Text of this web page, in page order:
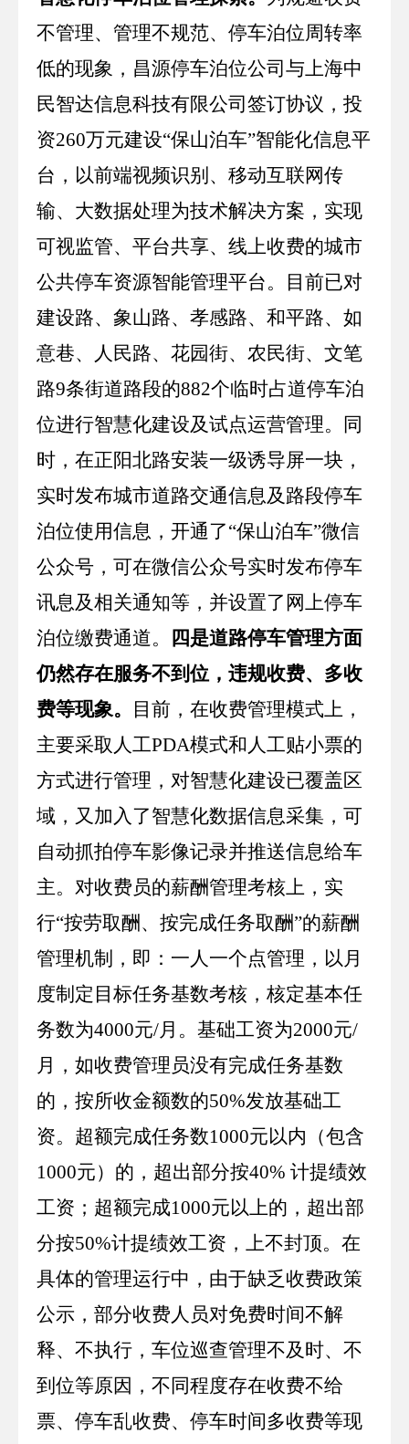
不管理、管理不规范、停车泊位周转率
低的现象，昌源停车泊位公司与上海中
民智达信息科技有限公司签订协议，投
资260万元建设“保山泊车”智能化信息平
台，以前端视频识别、移动互联网传
输、大数据处理为技术解决方案，实现
可视监管、平台共享、线上收费的城市
公共停车资源智能管理平台。目前已对
建设路、象山路、孝感路、和平路、如
意巷、人民路、花园街、农民街、文笔
路9条街道路段的882个临时占道停车泊
位进行智慧化建设及试点运营管理。同
时，在正阳北路安装一级诱导屏一块，
实时发布城市道路交通信息及路段停车
泊位使用信息，开通了“保山泊车”微信
公众号，可在微信公众号实时发布停车
讯息及相关通知等，并设置了网上停车
泊位缴费通道。
四是道路停车管理方面
仍然存在服务不到位，违规收费、多收
费等现象。
目前，在收费管理模式上，
主要采取人工PDA模式和人工贴小票的
方式进行管理，对智慧化建设已覆盖区
域，又加入了智慧化数据信息采集，可
自动抓拍停车影像记录并推送信息给车
主。对收费员的薪酬管理考核上，实
行“按劳取酬、按完成任务取酬”的薪酬
管理机制，即：一人一个点管理，以月
度制定目标任务基数考核，核定基本任
务数为4000元/月。基础工资为2000元/
月，如收费管理员没有完成任务基数
的，按所收金额数的50%发放基础工
资。超额完成任务数1000元以内（包含
1000元）的，超出部分按40% 计提绩效
工资；超额完成1000元以上的，超出部
分按50%计提绩效工资，上不封顶。在
具体的管理运行中，由于缺乏收费政策
公示，部分收费人员对免费时间不解
释、不执行，车位巡查管理不及时、不
到位等原因，不同程度存在收费不给
票、停车乱收费、停车时间多收费等现